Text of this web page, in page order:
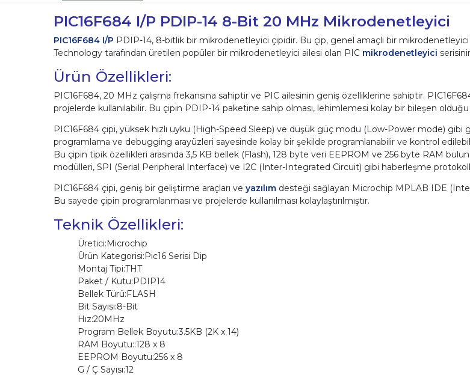
PIC16F684 I/P PDIP-14 8-Bit 20 MHz Mikrodenetleyici
PIC16F684 I/P PDIP-14, 8-bitlik bir mikrodenetleyici çipidir. Bu çip, genel amaçlı bir mikrodenetleyici
Technology tarafından üretilen popüler bir mikrodenetleyici ailesi olan PIC mikrodenetleyici
Ürün Özellikleri:
PIC16F684, 20 MHz çalışma frekansına sahiptir ve PIC ailesinin geniş özelliklerine sahiptir.
projelerde kullanılabilir. Bu çipin PDIP-14 paketine sahip olması, lehimlemesi kolay bir bileşen
PIC16F684 çipi, yüksek hızlı uyku (High-Speed Sleep) ve düşük güç modu (Low-Power mode)
programlama ve debugging arayüzleri sayesinde kolay bir şekilde programlanabilir ve kontrol
Bu çipin tipik özellikleri arasında 3,5 KB bellek (Flash), 128 byte veri EEPROM ve 256 byte RAM
modülleri, SPI (Serial Peripheral Interface) ve I2C (Inter-Integrated Circuit) gibi haberleşme
PIC16F684 çipi, geniş bir geliştirme araçları ve yazılım desteği sağlayan Microchip MPLAB IDE
Bu sayede çipin programlanması ve projelerde kullanılması kolaylaştırılmıştır.
Teknik Özellikleri:
Üretici:Microchip
Ürün Kategorisi:Pic16 Serisi Dip
Montaj Tipi:THT
Paket / Kutu:PDIP14
Bellek Türü:FLASH
Bit Sayısı:8-Bit
Hız:20MHz
Program Bellek Boyutu:3.5KB (2K x 14)
RAM Boyutu::128 x 8
EEPROM Boyutu:256 x 8
G / Ç Sayısı:12